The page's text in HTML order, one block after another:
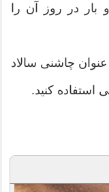
بار در روز آن را
چاشنی سالاد
استفاده کنید.